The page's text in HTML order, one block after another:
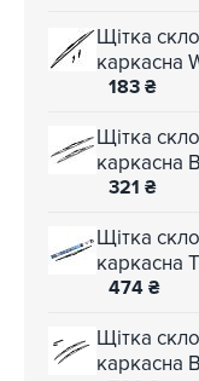
Щітка
каркасна
183 ₴
Щітка
каркасна
321 ₴
Щітка
каркасна
474 ₴
Щітка
каркасна